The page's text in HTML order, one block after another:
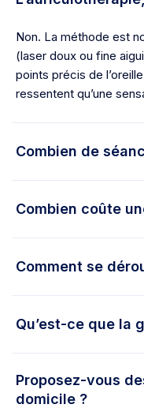
Non. La méthode est
(laser doux ou fine
points précis de
ressentent qu’une
Combien de
Combien coûte
Comment se
Qu’est-ce que la
Proposez-vous
domicile ?